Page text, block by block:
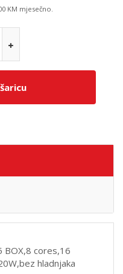
KM mjesečno.
BOX,8 cores,16
hladnjaka